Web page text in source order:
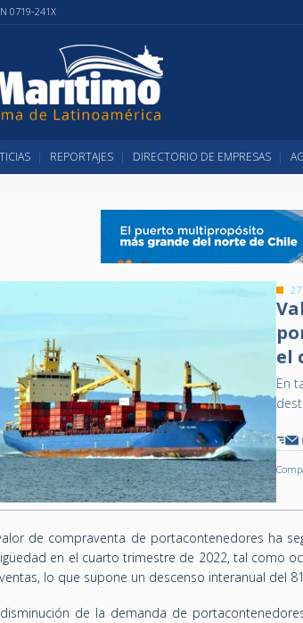
0719-241X
REPORTAJES DIRECTORIO DE EMPRESAS
el
En
de compraventa de portacontenedores ha
en el cuarto trimestre de 2022, tal como
lo que supone un descenso interanual del
de la demanda de